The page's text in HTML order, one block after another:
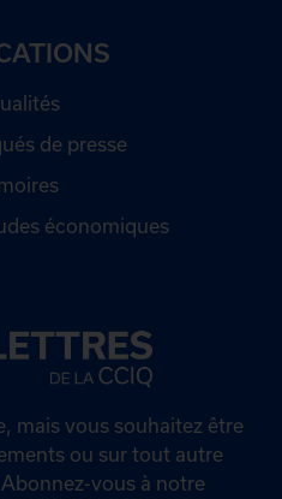
de presse
économiques
mais vous souhaitez être
ou sur tout autre
vous à notre